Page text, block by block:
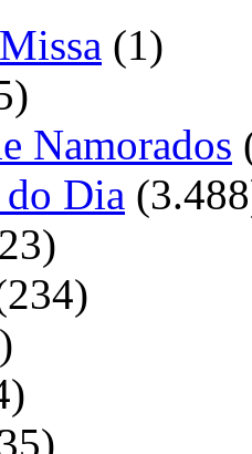
(1)
Namorados
Dia